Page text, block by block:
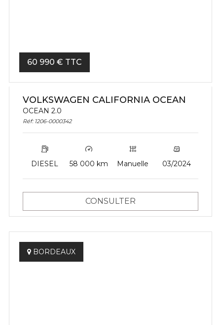
60 990 € TTC
VOLKSWAGEN CALIFORNIA OCEAN
OCEAN 2.0
Réf: 1206-0000342
DIESEL 58 000 km Manuelle 03/2024
CONSULTER
BORDEAUX